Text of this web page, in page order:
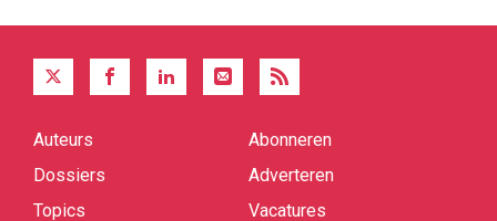
Quick
Auteurs
Dossiers
Topics
Abonneren
Adverteren
Vacatures